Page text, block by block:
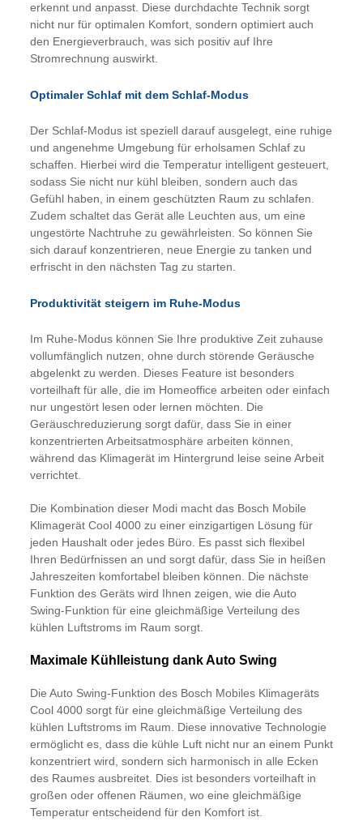
erkennt und anpasst. Diese durchdachte Technik sorgt
nicht nur für optimalen Komfort, sondern optimiert auch
den Energieverbrauch, was sich positiv auf Ihre
Stromrechnung auswirkt.
Optimaler Schlaf mit dem Schlaf-Modus
Der Schlaf-Modus ist speziell darauf ausgelegt, eine ruhige
und angenehme Umgebung für erholsamen Schlaf zu
schaffen. Hierbei wird die Temperatur intelligent gesteuert,
sodass Sie nicht nur kühl bleiben, sondern auch das
Gefühl haben, in einem geschützten Raum zu schlafen.
Zudem schaltet das Gerät alle Leuchten aus, um eine
ungestörte Nachtruhe zu gewährleisten. So können Sie
sich darauf konzentrieren, neue Energie zu tanken und
erfrischt in den nächsten Tag zu starten.
Produktivität steigern im Ruhe-Modus
Im Ruhe-Modus können Sie Ihre produktive Zeit zuhause
vollumfänglich nutzen, ohne durch störende Geräusche
abgelenkt zu werden. Dieses Feature ist besonders
vorteilhaft für alle, die im Homeoffice arbeiten oder einfach
nur ungestört lesen oder lernen möchten. Die
Geräuschreduzierung sorgt dafür, dass Sie in einer
konzentrierten Arbeitsatmosphäre arbeiten können,
während das Klimagerät im Hintergrund leise seine Arbeit
verrichtet.
Die Kombination dieser Modi macht das Bosch Mobile
Klimagerät Cool 4000 zu einer einzigartigen Lösung für
jeden Haushalt oder jedes Büro. Es passt sich flexibel
Ihren Bedürfnissen an und sorgt dafür, dass Sie in heißen
Jahreszeiten komfortabel bleiben können. Die nächste
Funktion des Geräts wird Ihnen zeigen, wie die Auto
Swing-Funktion für eine gleichmäßige Verteilung des
kühlen Luftstroms im Raum sorgt.
Maximale Kühlleistung dank Auto Swing
Die Auto Swing-Funktion des Bosch Mobiles Klimageräts
Cool 4000 sorgt für eine gleichmäßige Verteilung des
kühlen Luftstroms im Raum. Diese innovative Technologie
ermöglicht es, dass die kühle Luft nicht nur an einem Punkt
konzentriert wird, sondern sich harmonisch in alle Ecken
des Raumes ausbreitet. Dies ist besonders vorteilhaft in
großen oder offenen Räumen, wo eine gleichmäßige
Temperatur entscheidend für den Komfort ist.